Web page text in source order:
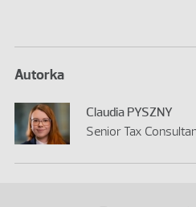
Autorka
Claudia PYSZNY
Senior Tax